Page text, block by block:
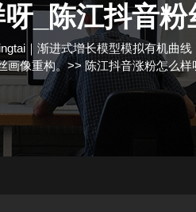
_陈江抖音粉
｜渐进式增长模型模拟有机曲
画像重构。>> 陈江抖音涨粉怎么